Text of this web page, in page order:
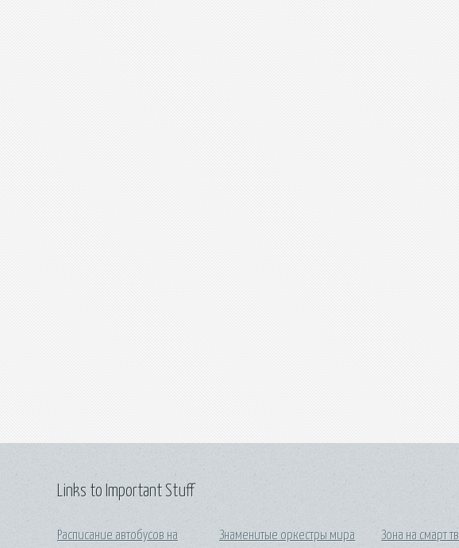
Links to Important Stuff
Расписание автобусов на Знаменитые оркестры мира Зона на смарт тв